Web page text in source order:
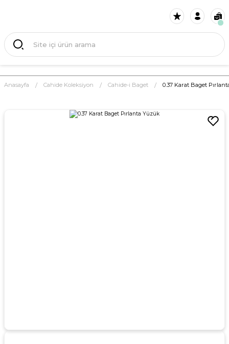
Anasayfa Cahide Koleksiyon Cahide-i Baget 0.37 Karat Baget